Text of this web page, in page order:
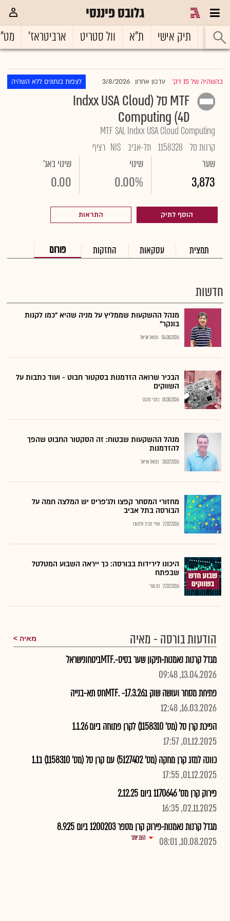
גלובס פיננסי
ראשי תיק אישי ת"א וול סטריט ארביטראז'
בהשהיה של 15 דק' |עדכון אחרון 3/8/2026 לצפות בנתונים ללא השהיה
MTF סל (Indxx USA Cloud
Computing (4D
MTF SAL Indxx USA Cloud Computing
קרנות סל 1158328 תל-אביב NIS רציף
שער
3,873
שינוי
0.00%
שינוי באג'
0.00
הוסף לתיק התראות
תמצית עסקאות החזקות פורום
חדשות
מנהל ההשקעות שממליץ על מניה שהיא "כמו לקנות
בונקר"
04.08.2026 נתנאל אריאל
הבכיר שרואה הזדמנות בסקטור חבוט - ועוד כתבות על
השווקים
01.08.2026 כתבי גלובס
מנהל ההשקעות שבטוח: זה הסקטור החבוט שהפך
להזדמנות
28.07.2026 נתנאל אריאל
מחזורי המסחר קפצו ולג'פריס יש המלצה חמה על
הבורסה בתל אביב
27.07.2026 שירי חביב-ולדהורן
היכונו לירידות בבורסה: כך ייראה השבוע המטלטל
שבפתח
27.07.2026 רם מורי
הודעות בורסה - מאיה מאיה
מגדל קרנות נאמנות-תיקון שער בסיס-.MTFביטחונישראל
13.04.2026, 09:48
פתיחת מסחר ועושה שוק ב17.3.26- .MTFחס תא-בנייה
16.03.2026, 12:48
הפיכת קרן סל (מס' 1158310) לקרן פתוחה ביום 1.1.26
01.12.2025, 17:57
כוונה למזג קרן מחקה (מס' 5127402) עם קרן סל (מס' 1158310) ב1.1
01.12.2025, 17:55
פירוק קרן מס' 1170646 ביום 2.12.25
02.11.2025, 16:35
מגדל קרנות נאמנות-פירוק קרן מספר 1200203 ביום 8.9.25
10.08.2025, 08:01
הצג יותר